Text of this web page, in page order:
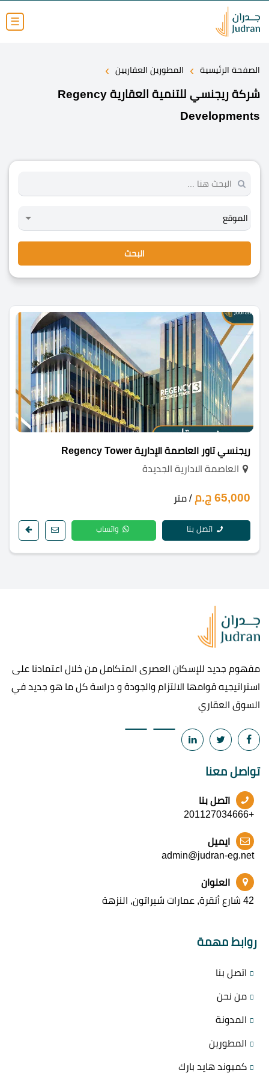
☰
الصفحة الرئيسية › المطورين العقاريين ›
شركة ريجنسي للتنمية العقارية Regency
Developments
البحث
ريجنسي تاور العاصمة الإدارية Regency Tower
العاصمة الادارية الجديدة
65,000 ج.م / متر
اتصل بنا واتساب
مفهوم جديد للإسكان العصرى المتكامل من خلال اعتمادنا على
استراتيجيه قوامها الالتزام والجودة و دراسة كل ما هو جديد في
السوق العقاري
تواصل معنا
اتصل بنا
+201127034666
ايميل
admin@judran-eg.net
العنوان
42 شارع أنقرة, عمارات شيراتون, النزهة
روابط مهمة
اتصل بنا
من نحن
المدونة
المطورين
كمبوند هايد بارك